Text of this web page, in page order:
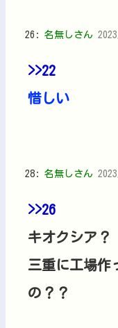
26: 名無しさん
>>22
惜しい
28: 名無しさん
>>26
キオクシア？
三重に工場作
の？？